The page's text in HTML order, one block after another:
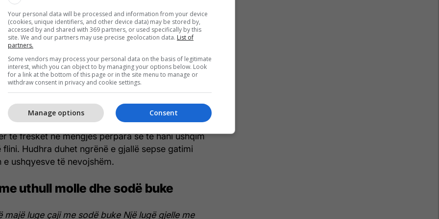
të konsumoni ushqim. Limonët kanë aftësinë të
dhe funksionet e enëve të gjakut duke ulur
hudhër
sulfuri që kanë aftësinë të ulin tensionin
toksinat dhe kolesterolin nga organizmi. Këto
prodhimin e oksidit nitrik dhe të rregullojnë
duke i zgjeruar enët e tij. Ju duhet të konsumoni
të freskët në mëngjes përpara se të hani ushqim
Hudhra duhet ngrënë e gjallë sepse gatimi
e ushqyesve të nevojshëm.
uthull molle dhe sodë buke
majë luge çaji me sodë buke Një lugë gjelle me
Your personal data will be processed and information from your device
(cookies, unique identifiers, and other device data) may be stored by,
accessed by and shared with 369 partners, or used specifically by this
site. We and our partners may use precise geolocation data. List of
partners.
Some vendors may process your personal data on the basis of legitimate
interest, which you can object to by managing your options below. Look
for a link at the bottom of this page or in the site menu to manage or
withdraw consent in privacy and cookie settings.
Consent
Manage options